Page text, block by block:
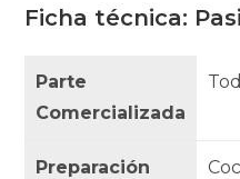
Ficha técnica:
Parte
Comercializada
Preparación